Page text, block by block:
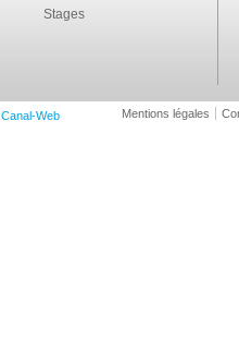
Stages
Canal-Web Mentions légales